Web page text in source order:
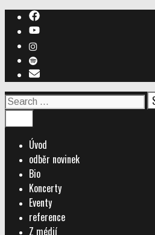
Skip
content
Search
for:
Úvod
odběr novinek
Bio
Koncerty
Eventy
reference
Z médií